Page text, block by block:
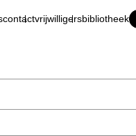
contactvrijwilligersbibliotheek